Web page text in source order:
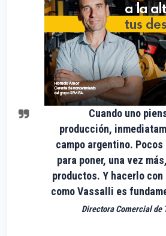
Cuando uno
producción,
campo argentino.
para poner, una vez
productos. Y hacerlo
como Vassalli es
Directora Comercial de